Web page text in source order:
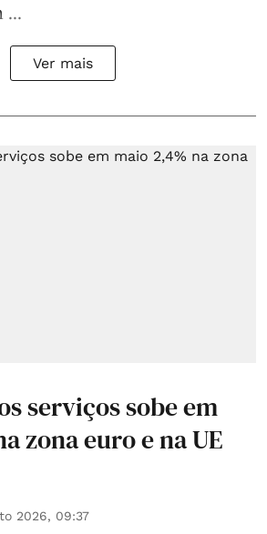
...
Ver mais
serviços sobe em
zona euro e na UE
2026, 09:37